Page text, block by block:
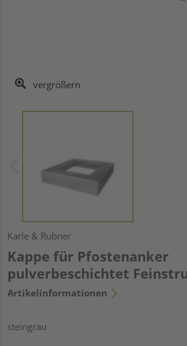
vergrößern
Karle & Rubner
Kappe für Pfostenanker
pulverbeschichtet
Artikelinformationen
steingrau